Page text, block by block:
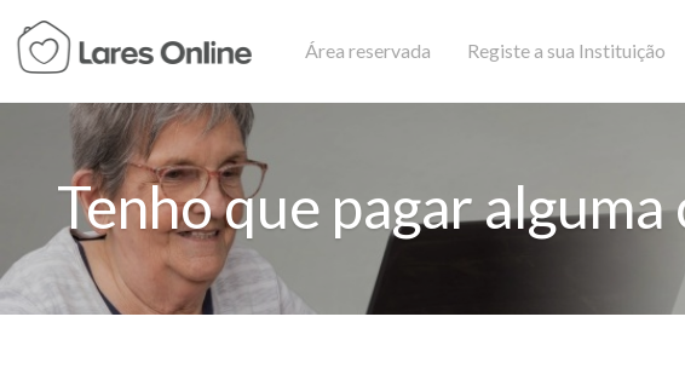
Área reservada Registe a sua Instituição
Tenho que pagar